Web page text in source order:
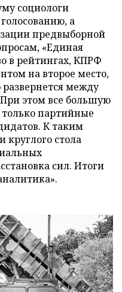
социологи
а
предвыборной
«Единая
в рейтингах, КПРФ
на второе место,
между
этом все большую
партийные
К таким
стола
сил. Итоги